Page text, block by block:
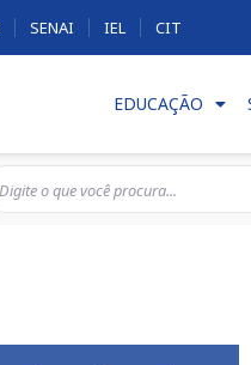
SENAI IEL CIT
EDUCAÇÃO